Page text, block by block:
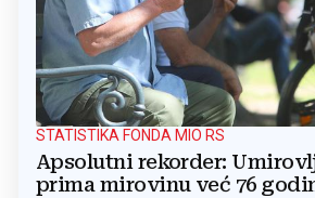
STATISTIKA FONDA MIO RS
Apsolutni rekorder:
prima mirovinu već 76